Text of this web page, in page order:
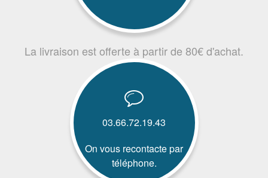
La livraison est offerte à partir de 80€ d'achat.
03.66.72.19.43
On vous recontacte par
téléphone.